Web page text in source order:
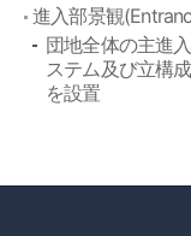
進入部景観
団地全体の主進
ステム及び立構
を設置